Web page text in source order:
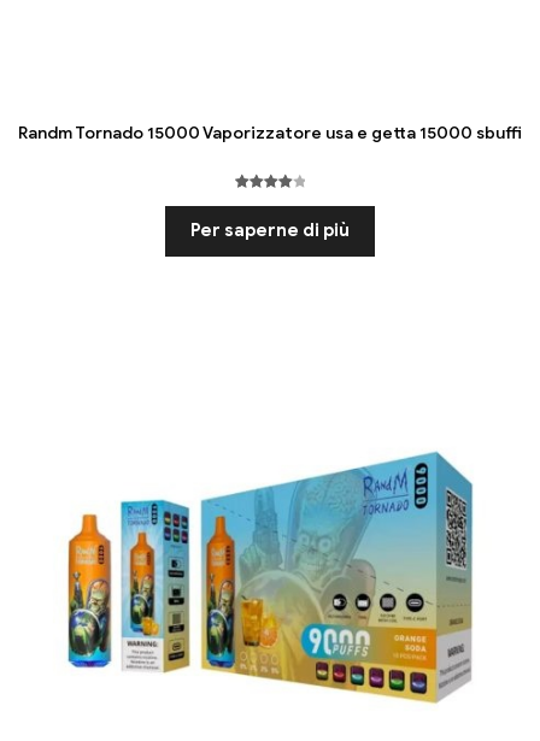
Randm Tornado 15000 Vaporizzatore usa e getta 15000 sbuffi
da 5
Per saperne di più